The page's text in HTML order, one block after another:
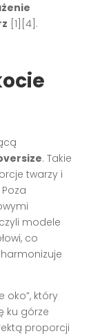
[1][4] .
. Takie
twarzy i
modele
co
oko”, który
ku górze
proporcji